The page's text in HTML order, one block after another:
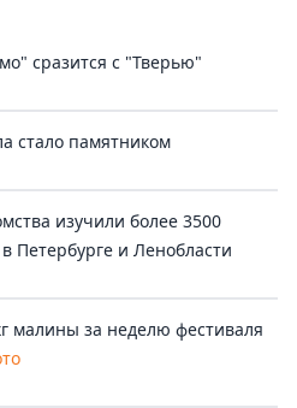
сразится с "Тверью"
стало памятником
изучили более 3500
Петербурге и Ленобласти
малины за неделю фестиваля